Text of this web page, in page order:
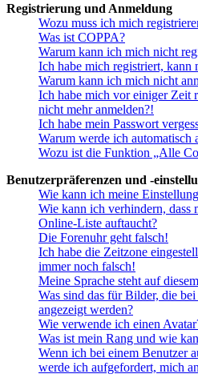
Registrierung und Anmeldung
Wozu muss ich mich
Was ist COPPA?
Warum kann ich mich nicht
Ich habe mich registriert, kann
Warum kann ich mich nicht
Ich habe mich vor einiger Zeit
nicht mehr anmelden?!
Ich habe mein Passwort
Warum werde ich automatisch
Wozu ist die Funktion „Alle
Benutzerpräferenzen und -
Wie kann ich meine
Wie kann ich verhindern, dass
Online-Liste auftaucht?
Die Forenuhr geht falsch!
Ich habe die Zeitzone
immer noch falsch!
Meine Sprache steht auf
Was sind das für Bilder, die
angezeigt werden?
Wie verwende ich einen
Was ist mein Rang und wie
Wenn ich bei einem Benutzer
werde ich aufgefordert, mich